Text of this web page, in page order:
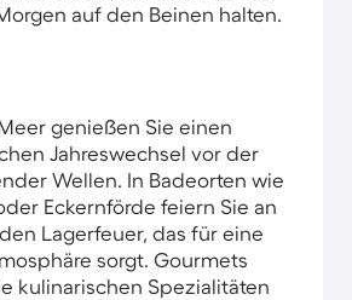
auf den Beinen halten.
genießen Sie einen
Jahreswechsel vor der
Wellen. In Badeorten wie
Eckernförde feiern Sie an
Lagerfeuer, das für eine
sorgt. Gourmets
kulinarischen Spezialitäten